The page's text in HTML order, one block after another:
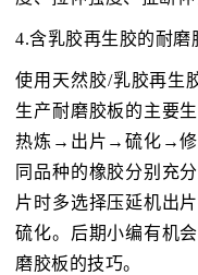
4.含乳胶再生胶的耐
使用天然胶/乳胶再生
生产耐磨胶板的主要
热炼→出片→硫化→修
同品种的橡胶分别充
片时多选择压延机出
硫化。后期小编有机
磨胶板的技巧。